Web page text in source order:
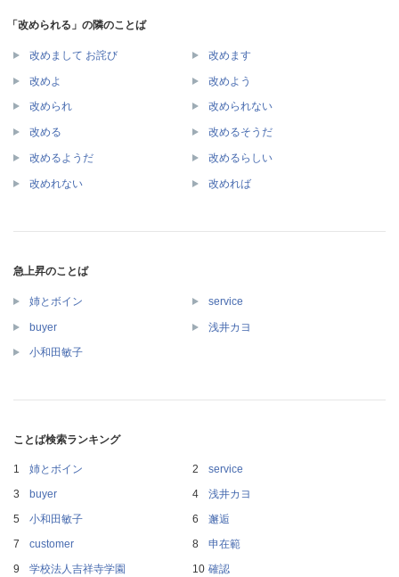
「改められる」の隣のことば
改めまして お詫び 改めます
改めよ 改めよう
改められ 改められない
改める 改めるそうだ
改めるようだ 改めるらしい
改めれない 改めれば
急上昇のことば
姉とボイン service
buyer 浅井カヨ
小和田敏子
ことば検索ランキング
姉とボイン
service
buyer
浅井カヨ
小和田敏子
邂逅
customer
申在範
学校法人吉祥寺学園
確認